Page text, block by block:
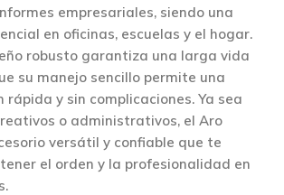
empresariales, siendo una
en oficinas, escuelas y el hogar.
robusto garantiza una larga vida
su manejo sencillo permite una
rápida y sin complicaciones. Ya sea
o administrativos, el Aro
versátil y confiable que te
el orden y la profesionalidad en